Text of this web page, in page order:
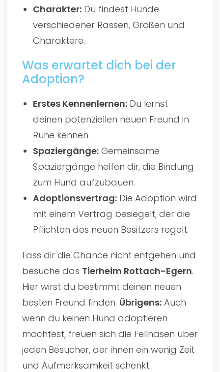
Charakter: Du findest Hunde
verschiedener Rassen, Größen und
Charaktere.
Was erwartet dich bei der
Adoption?
Erstes Kennenlernen: Du lernst
deinen potenziellen neuen Freund in
Ruhe kennen.
Spaziergänge: Gemeinsame
Spaziergänge helfen dir, die Bindung
zum Hund aufzubauen.
Adoptionsvertrag: Die Adoption wird
mit einem Vertrag besiegelt, der die
Pflichten des neuen Besitzers regelt.
Lass dir die Chance nicht entgehen und
besuche das Tierheim Rottach-Egern.
Hier wirst du bestimmt deinen neuen
besten Freund finden. Übrigens: Auch
wenn du keinen Hund adoptieren
möchtest, freuen sich die Fellnasen über
jeden Besucher, der ihnen ein wenig Zeit
und Aufmerksamkeit schenkt.